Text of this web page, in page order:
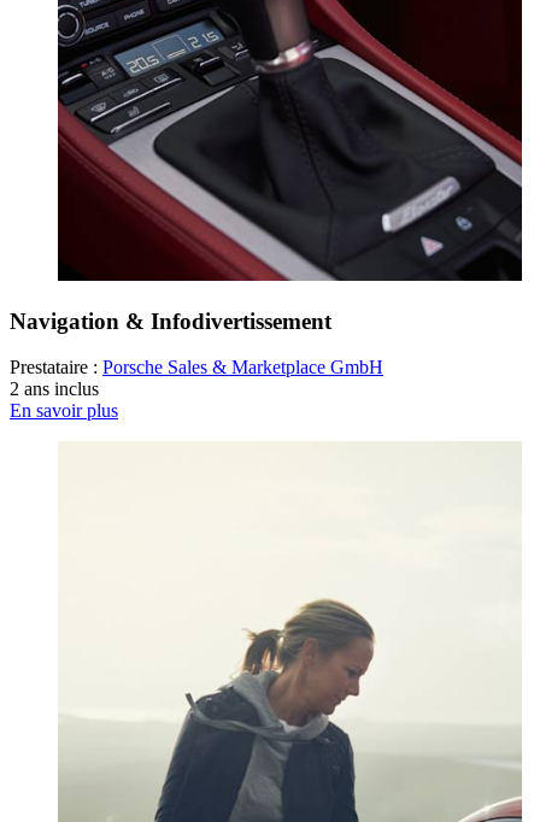
Navigation & Infodivertissement
Prestataire : Porsche Sales & Marketplace GmbH
2 ans inclus
En savoir plus